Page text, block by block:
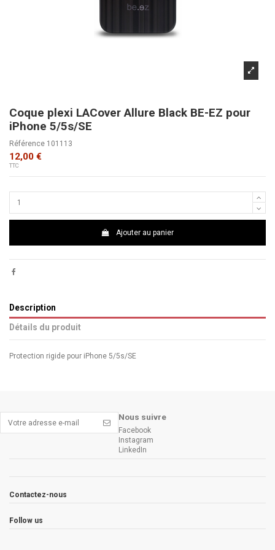
Coque plexi LACover Allure Black BE-EZ pour
iPhone 5/5s/SE
Référence 101113
12,00 €
TTC
Ajouter au panier
Description
Détails du produit
Protection rigide pour iPhone 5/5s/SE
Nous suivre
Facebook
Instagram
LinkedIn
Contactez-nous
Follow us